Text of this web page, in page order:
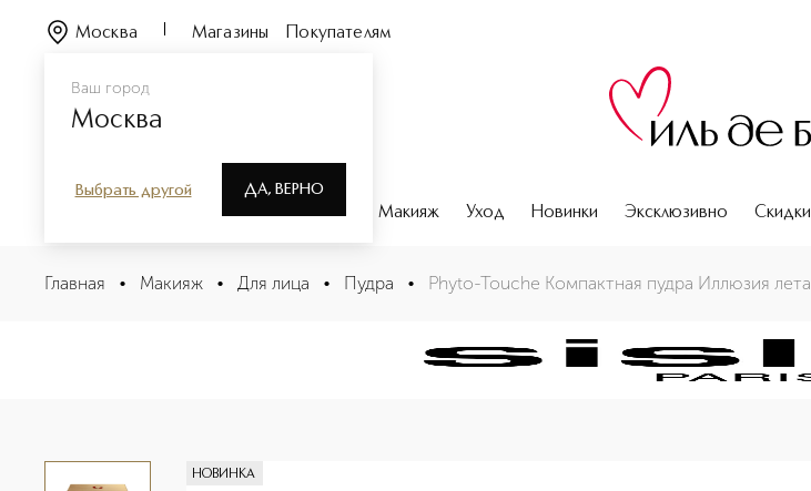
Ваш город
Москва
Выбрать другой ДА, ВЕРНО
Москва Магазины Покупателям
Парфюмерия Макияж Уход Новинки Эксклюзивно Скидки
Phyto-Touche Компактная пудра Иллюзия лета
Описание
Главная • Макияж • Для лица • Пудра • Phyto-Touche Компактная пудра Иллюзия лета
НОВИНКА